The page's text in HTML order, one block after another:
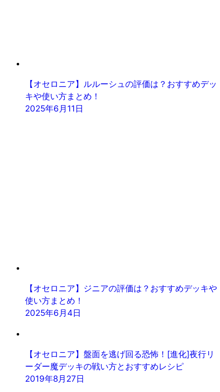
【オセロニア】ルルーシュの評価は？おすすめデッ
キや使い方まとめ！
2025年6月11日
【オセロニア】ジニアの評価は？おすすめデッキや
使い方まとめ！
2025年6月4日
【オセロニア】盤面を逃げ回る恐怖！[進化]夜行リ
ーダー魔デッキの戦い方とおすすめレシピ
2019年8月27日